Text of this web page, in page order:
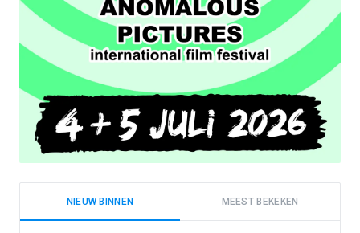
NIEUW BINNEN MEEST BEKEKEN